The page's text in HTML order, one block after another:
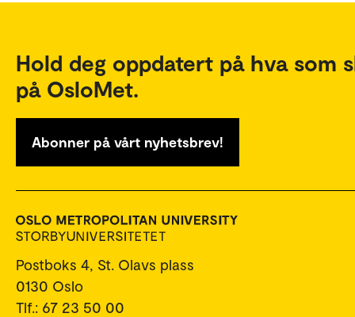
Hold deg oppdatert på hva som
på OsloMet.
Abonner på vårt nyhetsbrev!
Postboks 4, St. Olavs plass
0130 Oslo
Tlf.: 67 23 50 00